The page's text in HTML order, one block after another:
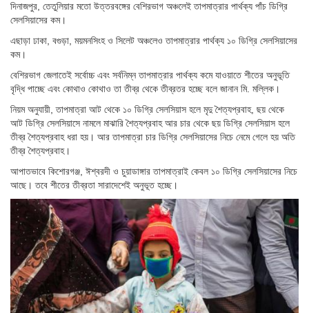
দিনাজপুর, তেতুলিয়ার মতো উত্তরবঙ্গের বেশিরভাগ অঞ্চলেই তাপমাত্রার পার্থক্য পাঁচ ডিগ্রি
সেলসিয়াসের কম।
এছাড়া ঢাকা, বগুড়া, ময়মনসিংহ ও সিলেট অঞ্চলেও তাপমাত্রার পার্থক্য ১০ ডিগ্রি সেলসিয়াসের
কম।
বেশিরভাগ জেলাতেই সর্বোচ্চ এবং সর্বনিম্ন তাপমাত্রার পার্থক্য কমে যাওয়াতে শীতের অনুভূতি
বৃদ্ধি পাচ্ছে এবং কোথাও কোথাও তা তীব্র থেকে তীব্রতর হচ্ছে বলে জানান মি. মল্লিক।
নিয়ম অনুযায়ী, তাপমাত্রা আট থেকে ১০ ডিগ্রি সেলসিয়াস হলে মৃদু শৈত্যপ্রবাহ, ছয় থেকে
আট ডিগ্রি সেলসিয়াসে নামলে মাঝারি শৈত্যপ্রবাহ আর চার থেকে ছয় ডিগ্রি সেলসিয়াস হলে
তীব্র শৈত্যপ্রবাহ ধরা হয়। আর তাপমাত্রা চার ডিগ্রি সেলসিয়াসের নিচে নেমে গেলে হয় অতি
তীব্র শৈত্যপ্রবাহ।
আপাতভাবে কিশোরগঞ্জ, ঈশ্বরদী ও চুয়াডাঙ্গার তাপমাত্রাই কেবল ১০ ডিগ্রি সেলসিয়াসের নিচে
আছে। তবে শীতের তীব্রতা সারাদেশেই অনুভূত হচ্ছে।